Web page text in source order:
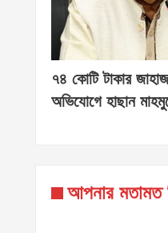
৭৪ কোটি টাকার
অভিযোগে হাছান
আপনার মতামত